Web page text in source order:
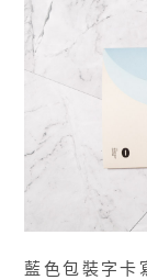
藍色包裝字